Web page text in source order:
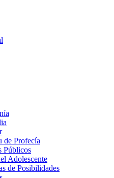
de Profecía
Públicos
Adolescente
de Posibilidades